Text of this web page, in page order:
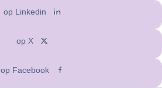
op Linkedin
op X
op Facebook